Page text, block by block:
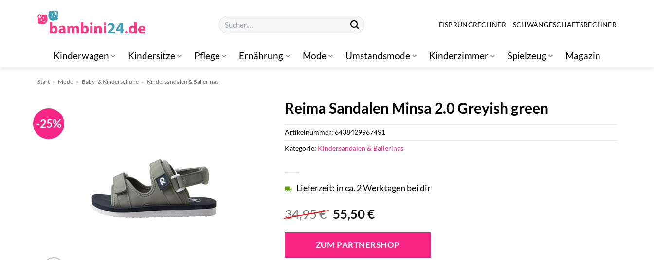
Suchen
nach:
EISPRUNGRECHNER SCHWANGESCHAFTSRECHNER
Kinderwagen Kindersitze Pflege Ernährung Mode Umstandsmode Kinderzimmer Spielzeug Magazin
Start » Mode » Baby- & Kinderschuhe » Kindersandalen & Ballerinas
-25%
Reima Sandalen Minsa 2.0 Greyish green
34,95€ Ursprünglicher
Preis
war:
34,95 €
55,50€Aktueller
ist:
55,50 €.
Lieferzeit: in ca. 2 Werktagen bei dir
ZUM PARTNERSHOP
Artikelnummer:6438429967491
Kategorie: Kindersandalen & Ballerinas